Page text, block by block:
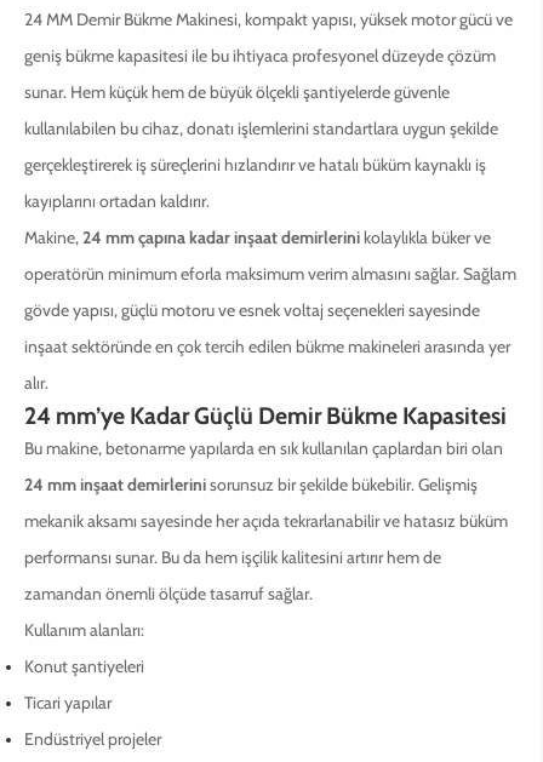
24 MM Demir Bükme Makinesi, kompakt yapısı, yüksek motor gücü ve
geniş bükme kapasitesi ile bu ihtiyaca profesyonel düzeyde çözüm
sunar. Hem küçük hem de büyük ölçekli şantiyelerde güvenle
kullanılabilen bu cihaz, donatı işlemlerini standartlara uygun şekilde
gerçekleştirerek iş süreçlerini hızlandırır ve hatalı büküm kaynaklı iş
kayıplarını ortadan kaldırır.
Makine,24 mm çapına kadar inşaat demirlerinikolaylıkla büker ve
operatörün minimum eforla maksimum verim almasını sağlar. Sağlam
gövde yapısı, güçlü motoru ve esnek voltaj seçenekleri sayesinde
inşaat sektöründe en çok tercih edilen bükme makineleri arasında yer
alır.
24 mm’ye Kadar Güçlü Demir Bükme Kapasitesi
Bu makine, betonarme yapılarda en sık kullanılan çaplardan biri olan
24 mm inşaat demirlerinisorunsuz bir şekilde bükebilir. Gelişmiş
mekanik aksamı sayesinde her açıda tekrarlanabilir ve hatasız büküm
performansı sunar. Bu da hem işçilik kalitesini artırır hem de
zamandan önemli ölçüde tasarruf sağlar.
Kullanım alanları:
Konut şantiyeleri
Ticari yapılar
Endüstriyel projeler